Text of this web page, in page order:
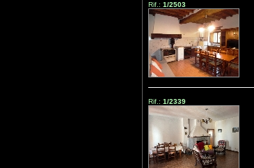
Rif.: 1/2503
Rif.: 1/2339